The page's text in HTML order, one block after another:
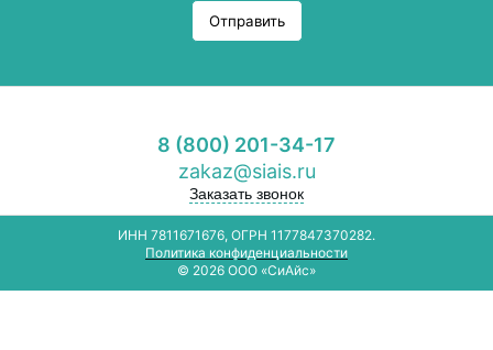
Отправить
8 (800) 201-34-17
zakaz@siais.ru
Заказать звонок
ИНН 7811671676, ОГРН 1177847370282.
Политика конфиденциальности
© 2026 ООО «СиАйс»